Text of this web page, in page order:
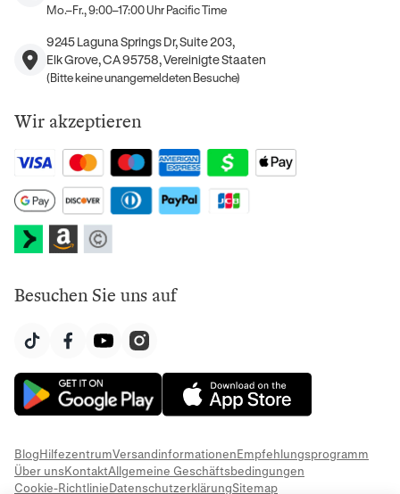
Mo.–Fr., 9:00–17:00 Uhr Pacific Time
9245 Laguna Springs Dr, Suite 203,
Elk Grove, CA 95758, Vereinigte Staaten
(Bitte keine unangemeldeten Besuche)
Wir akzeptieren
Besuchen Sie uns auf
BlogHilfezentrumVersandinformationenEmpfehlungsprogramm
Über unsKontaktAllgemeine Geschäftsbedingungen
Cookie-RichtlinieDatenschutzerklärungSitemap